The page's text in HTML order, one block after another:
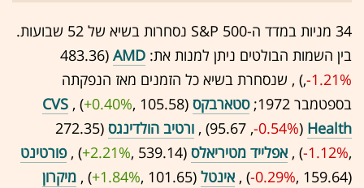
34 מניות במדד ה-S&P 500 נסחרות בשיא של 52 שבועות.
בין השמות הבולטים ניתן למנות את: AMD
(483.36
,‎-1.21%‏) , שנסחרת בשיא כל הזמנים מאז הנפקתה
בספטמבר 1972;
סטארבקס (105.58 ,‎
+0.40%
‏) ,
CVS
Health
(95.67 ,‎
-0.54%
‏) , ורטיב הולדינגס (272.35
,‎
-1.12%
‏) ,אפלייד מטיריאלס (539.14 ,‎
+2.21%
‏) ,פורטינט
(159.64 ,‎
-0.29%
‏) ,אינטל (101.65 ,‎
+1.84%
‏) , מיקרון